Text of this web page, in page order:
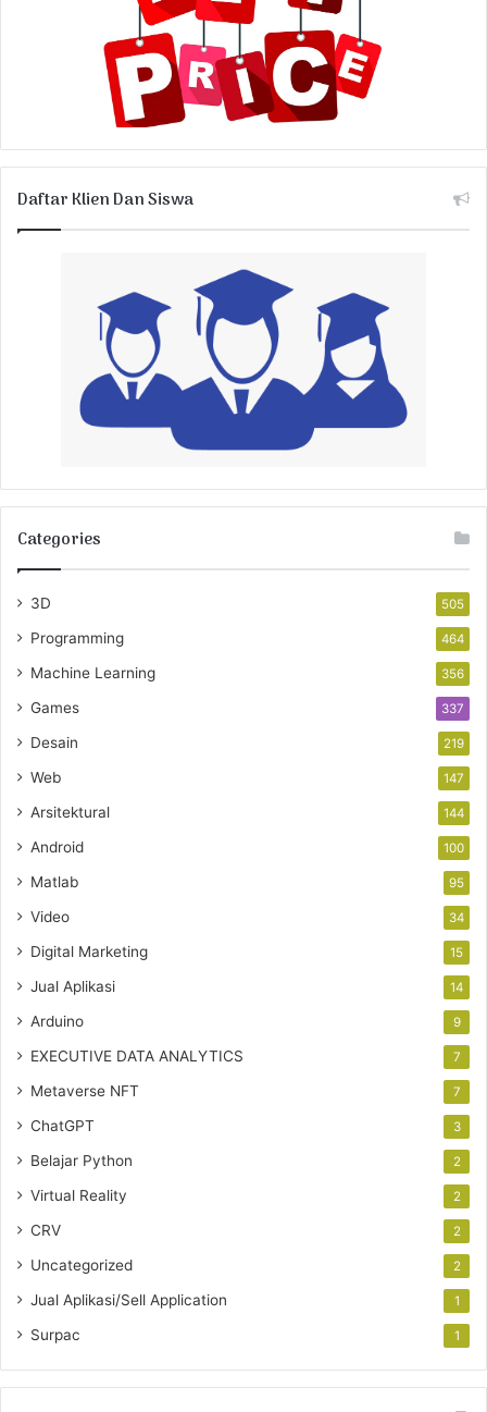
Daftar Klien Dan Siswa
Categories
3D 505
Programming 464
Machine Learning 356
Games 337
Desain 219
Web 147
Arsitektural 144
Android 100
Matlab 95
Video 34
Digital Marketing 15
Jual Aplikasi 14
Arduino 9
EXECUTIVE DATA ANALYTICS 7
Metaverse NFT 7
ChatGPT 3
Belajar Python 2
Virtual Reality 2
CRV 2
Uncategorized 2
Jual Aplikasi/Sell Application 1
Surpac 1